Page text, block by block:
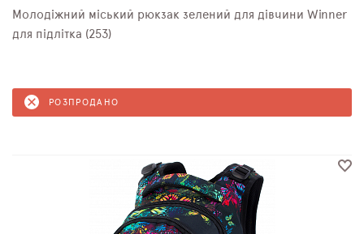
Молодіжний міський рюкзак зелений для дівчини Winner
для підлітка (253)
РОЗПРОДАНО